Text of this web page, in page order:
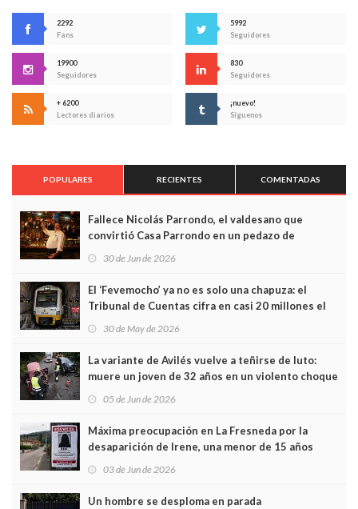
2292
Fans
5992
Seguidores
19900
Seguidores
830
Seguidores
+ 6200
Lectores diarios
¡nuevo!
Síguenos
POPULARES RECIENTES COMENTADAS
Fallece Nicolás Parrondo, el valdesano que
convirtió Casa Parrondo en un pedazo de
Asturias en Madrid
30 de Jun de 2026
El ‘Fevemocho’ ya no es solo una chapuza: el
Tribunal de Cuentas cifra en casi 20 millones el
sobrecoste de los trenes que no cabían por los
30 de May de 2026
La variante de Avilés vuelve a teñirse de luto:
muere un joven de 32 años en un violento choque
frontal
05 de Jun de 2026
Máxima preocupación en La Fresneda por la
desaparición de Irene, una menor de 15 años
03 de Jun de 2026
Un hombre se desploma en parada